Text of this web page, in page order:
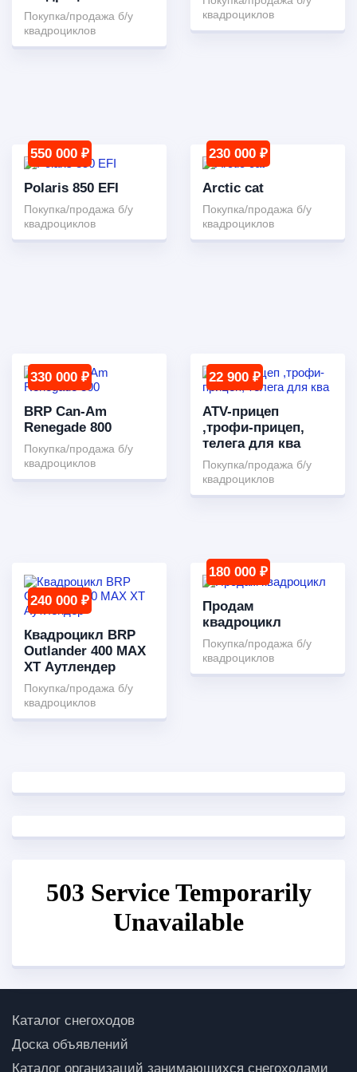
Покупка/продажа б/у
квадроциклов
квадроциклов
550 000 ₽
Polaris 850 EFI
Покупка/продажа б/у
квадроциклов
230 000 ₽
Arctic cat
Покупка/продажа б/у
квадроциклов
330 000 ₽
BRP Can-Am
Renegade 800
Покупка/продажа б/у
квадроциклов
22 900 ₽
ATV-прицеп
,трофи-прицеп,
телега для ква
Покупка/продажа б/у
квадроциклов
240 000 ₽
Квадроцикл BRP
Outlander 400 MAX
XT Аутлендер
Покупка/продажа б/у
квадроциклов
180 000 ₽
Продам
квадроцикл
Покупка/продажа б/у
квадроциклов
Каталог снегоходов
Доска объявлений
Каталог организаций занимающихся снегоходами